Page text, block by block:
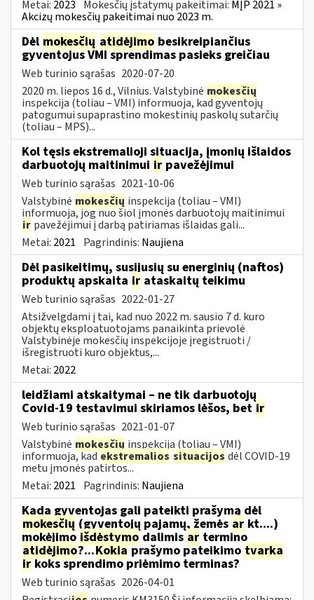
Metai: 2023 Mokesčių įstatymų pakeitimai: MĮP 2021 »
Akcizų mokesčių pakeitimai nuo 2023 m.
Dėl mokesčių atidėjimo besikreipiančius
gyventojus VMI sprendimas pasieks greičiau
Web turinio sąrašas 2020-07-20
2020 m. liepos 16 d., Vilnius. Valstybinė mokesčių
inspekcija (toliau – VMI) informuoja, kad gyventojų
patogumui supaprastino mokestinių paskolų sutarčių
(toliau – MPS)...
Kol tęsis ekstremalioji situacija, įmonių išlaidos
darbuotojų maitinimui ir pavežėjimui
Web turinio sąrašas 2021-10-06
Valstybinė mokesčių inspekcija (toliau – VMI)
informuoja, jog nuo šiol įmonės darbuotojų maitinimui
ir pavežėjimui į darbą patiriamas išlaidas gali...
Metai: 2021 Pagrindinis: Naujiena
Dėl pasikeitimų, susijusių su energinių (naftos)
produktų apskaita ir ataskaitų teikimu
Web turinio sąrašas 2022-01-27
Atsižvelgdami į tai, kad nuo 2022 m. sausio 7 d. kuro
objektų eksploatuotojams panaikinta prievolė
Valstybinėje mokesčių inspekcijoje įregistruoti /
išregistruoti kuro objektus,...
Metai: 2022
leidžiami atskaitymai – ne tik darbuotojų
Covid-19 testavimui skiriamos lėšos, bet ir
Web turinio sąrašas 2021-01-07
Valstybinė mokesčių inspekcija (toliau – VMI)
informuoja, kadekstremalios situacijos dėl COVID-19
metu įmonės patirtos...
Metai: 2021 Pagrindinis: Naujiena
Kada gyventojas gali pateikti prašymą dėl
mokesčių (gyventojų pajamų, žemės ar kt....)
mokėjimo išdėstymo dalimis ar termino
atidėjimo?...Kokiaprašymo pateikimo tvarka
irkoks sprendimo priėmimo terminas?
Web turinio sąrašas 2026-04-01